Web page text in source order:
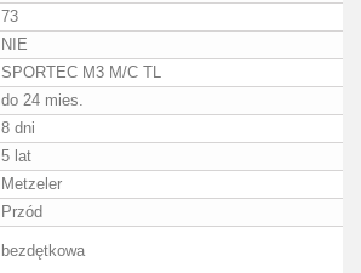
73
NIE
SPORTEC M3 M/C TL
do 24 mies.
8 dni
5 lat
Metzeler
Przód
bezdętkowa